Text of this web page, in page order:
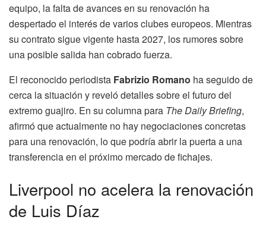
equipo, la falta de avances en su renovación ha
despertado el interés de varios clubes europeos. Mientras
su contrato sigue vigente hasta 2027, los rumores sobre
una posible salida han cobrado fuerza.
El reconocido periodista Fabrizio Romano ha seguido de
cerca la situación y reveló detalles sobre el futuro del
extremo guajiro. En su columna para The Daily Briefing,
afirmó que actualmente no hay negociaciones concretas
para una renovación, lo que podría abrir la puerta a una
transferencia en el próximo mercado de fichajes.
Liverpool no acelera la renovación
de Luis Díaz